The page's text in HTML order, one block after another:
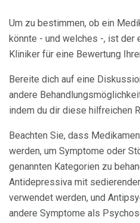
Um zu bestimmen, ob ein
könnte - und welches -, ist der
Kliniker für eine Bewertung
Bereite dich auf eine
andere
indem du dir diese hilfreichen
Beachten Sie, dass
werden, um Symptome oder
genannten Kategorien zu
Antidepressiva mit
verwendet werden, und
andere Symptome als